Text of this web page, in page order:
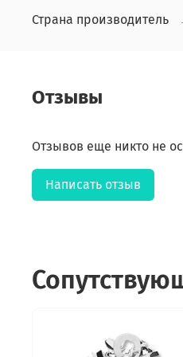
Страна производитель
Отзывы
Отзывов еще никто не
Написать отзыв